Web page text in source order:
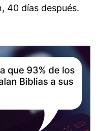
40 días después.